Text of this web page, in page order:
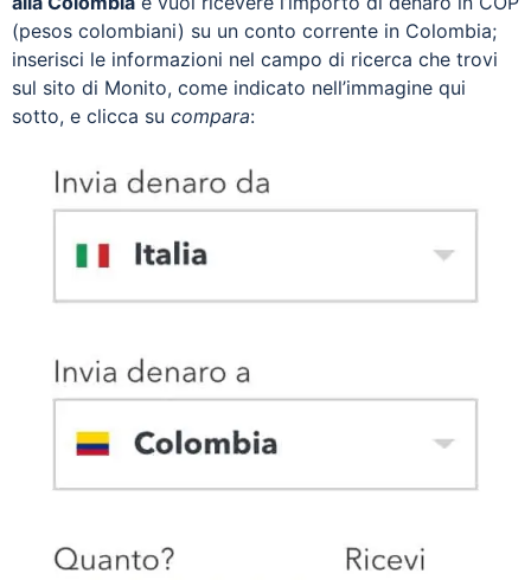
(pesos colombiani) su un conto corrente in Colombia;
inserisci le informazioni nel campo di ricerca che trovi
sul sito di Monito, come indicato nell’immagine qui
sotto, e clicca su compara: